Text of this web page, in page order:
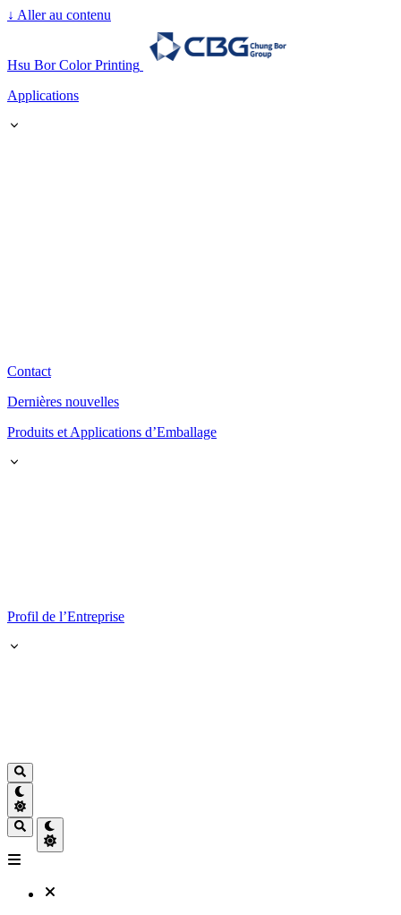
↓ Aller au contenu
Hsu Bor Color Printing
Applications
Contact
Dernières nouvelles
Produits et Applications d’Emballage
Profil de l’Entreprise